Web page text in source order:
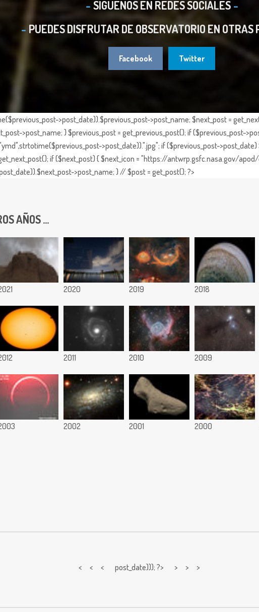
SIGUENOS EN REDES SOCIALES
PUEDES DISFRUTAR DE OBSERVATORIO EN OTRAS
Facebook Twitter
>post_date)).$previous_post->post_name; $next_post =
>post_name; } $previous_post = get_previous_post(); if ($previous_post-
>post_date)).".jpg"; if ($previous_post-
if ($next_post) { $next_icon = "https://antwrp.gsfc.nasa.gov/
>post_name; } // $post = get_post(); ?>
AÑOS ...
2020 2019 2018
2011 2010 2009
2002 2001 2000
< < < post_date))); ?> > > >